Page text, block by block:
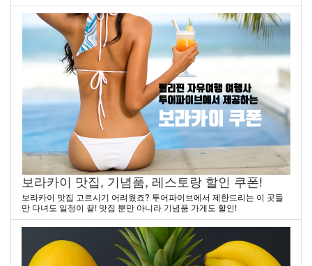
보라카이 맛집, 기념품, 레스토랑 할인 쿠폰!
보라카이 맛집 고르시기 어려웠죠? 투어파이브에서 제한드리는 이 곳들
만 다녀도 일정이 끝! 맛집 뿐만 아니라 기념품 가게도 할인!